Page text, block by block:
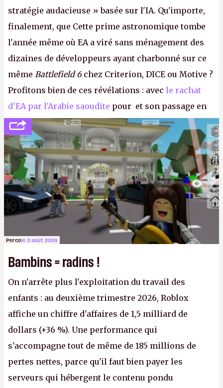
stratégie audacieuse » basée sur l'IA. Qu'importe,
finalement, que Cette prime astronomique tombe
l'année même où EA a viré sans ménagement des
dizaines de développeurs ayant charbonné sur ce
même Battlefield 6chez Criterion, DICE ou Motive ?
Profitons bien de ces révélations : avec le rachat
d'EA par l'Arabie saoudite pour et son passage en
société privée, l'éditeur n'aura bientôt plus
l'obligation de publier ses bilans. Encore une
victoire pour la transparence.P.
Percole 3 août 2026
Bambins = radins !
On n'arrête plus l'exploitation du travail des
enfants : au deuxième trimestre 2026, Roblox
affiche un chiffre d'affaires de 1,5 milliard de
dollars (+36 %). Une performance qui
s'accompagne tout de même de 185 millions de
pertes nettes, parce qu'il faut bien payer les
serveurs qui hébergent le contenu pondu